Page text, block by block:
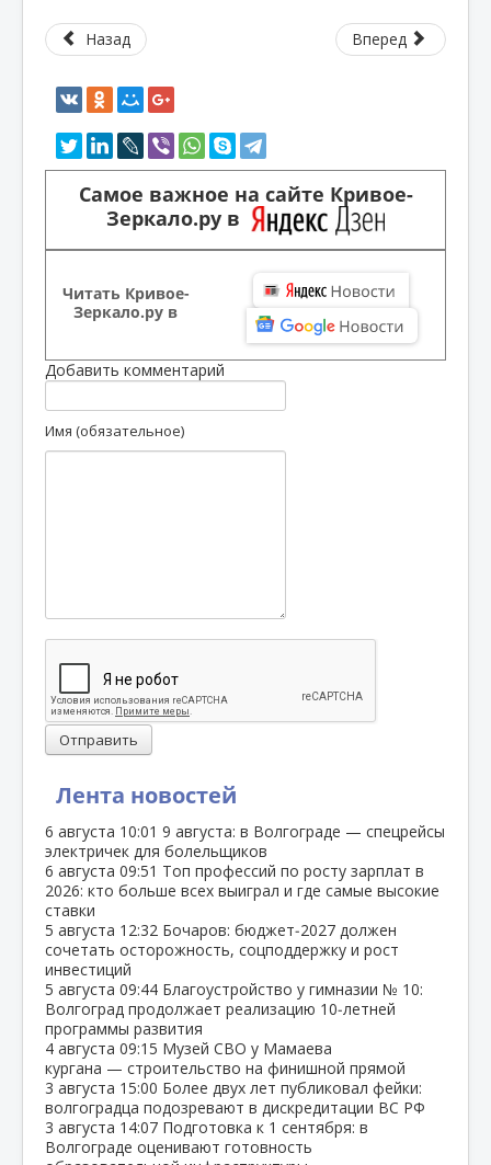
Лента новостей
6 августа 10:01 9 августа: в Волгограде — спецрейсы
электричек для болельщиков
6 августа 09:51 Топ профессий по росту зарплат в
2026: кто больше всех выиграл и где самые высокие
ставки
5 августа 12:32 Бочаров: бюджет‑2027 должен
сочетать осторожность, соцподдержку и рост
инвестиций
5 августа 09:44 Благоустройство у гимназии № 10:
Волгоград продолжает реализацию 10‑летней
программы развития
4 августа 09:15 Музей СВО у Мамаева
кургана — строительство на финишной прямой
3 августа 15:00 Более двух лет публиковал фейки:
волгоградца подозревают в дискредитации ВС РФ
3 августа 14:07 Подготовка к 1 сентября: в
Волгограде оценивают готовность
Назад Вперед
Самое важное на сайте Кривое-
Зеркало.ру в
Читать Кривое-
Зеркало.ру в
Добавить комментарий
Имя (обязательное)
Отправить